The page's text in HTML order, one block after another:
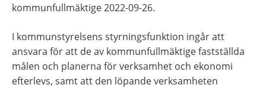
kommunfullmäktige 2022-09-26.
I kommunstyrelsens styrningsfunktion ingår att
ansvara för att de av kommunfullmäktige fastställda
målen och planerna för verksamhet och ekonomi
efterlevs, samt att den löpande verksamheten